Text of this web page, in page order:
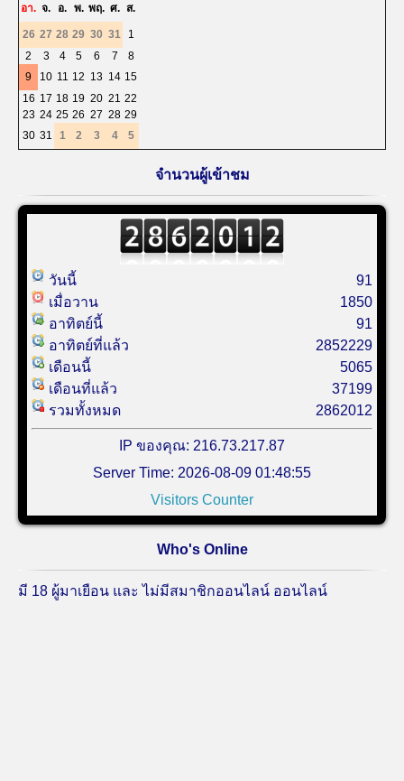
อา. จ. อ. พ. พฤ. ศ. ส.
26 27 28 29 30 31
1
2
3 4 5 6 7
8
9
10 11 12 13 14 15
16 17 18 19 20 21 22
23 24 25 26 27 28 29
30 31 1 2 3 4 5
จำนวนผู้เข้าชม
วันนี้
เมื่อวาน
อาทิตย์นี้
อาทิตย์ที่แล้ว
เดือนนี้
เดือนที่แล้ว
รวมทั้งหมด
91
1850
91
2852229
5065
37199
2862012
IP ของคุณ: 216.73.217.87
Server Time: 2026-08-09 01:48:55
Visitors Counter
Who's Online
มี 18 ผู้มาเยือน และ ไม่มีสมาชิกออนไลน์ ออนไลน์